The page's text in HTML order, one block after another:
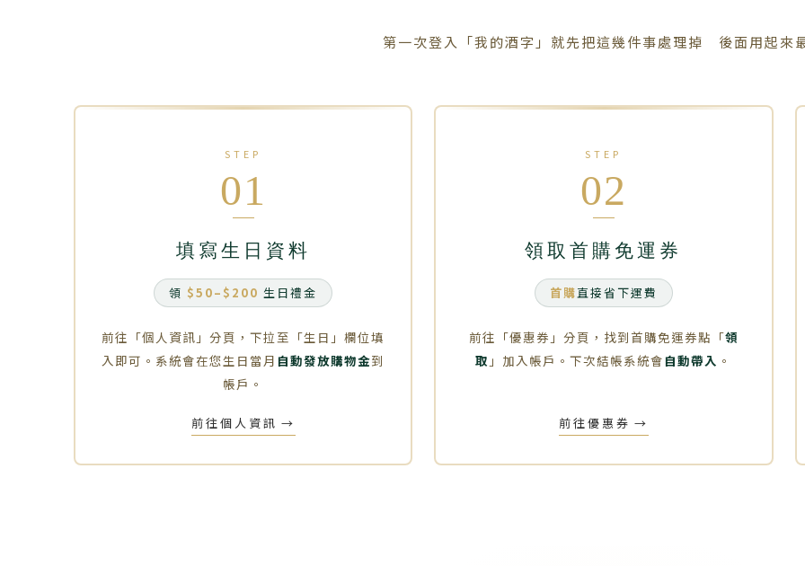
第一次登入「我的酒字」就先把這幾件事處理掉 後面用起來
STEP
01
填寫生日資料
領 $50–$200 生日禮金
前往「個人資訊」分頁，下拉至「生日」欄位填
入即可。系統會在您生日當月 自動發放購物金到
帳戶。
前往個人資訊 →
STEP
02
領取首購免運券
首購直接省下運費
前往「優惠券」分頁，找到首購免運券點「領
取 」加入帳戶。下次結帳系統會 自動帶入 。
前往優惠券 →